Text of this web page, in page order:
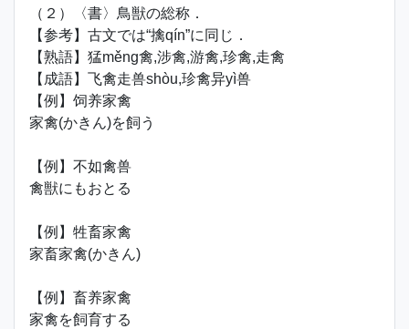
（２）〈書〉鳥獣の総称．
【参考】古文では“擒qín”に同じ．
【熟語】猛měng禽,涉禽,游禽,珍禽,走禽
【成語】飞禽走兽shòu,珍禽异yì兽
【例】饲养家禽
家禽(かきん)を飼う
【例】不如禽兽
禽獣にもおとる
【例】牲畜家禽
家畜家禽(かきん)
【例】畜养家禽
家禽を飼育する